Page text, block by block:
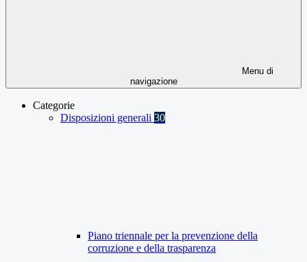
Menu di
navigazione
Categorie
Disposizioni generali 30
Piano triennale per la prevenzione della
corruzione e della trasparenza